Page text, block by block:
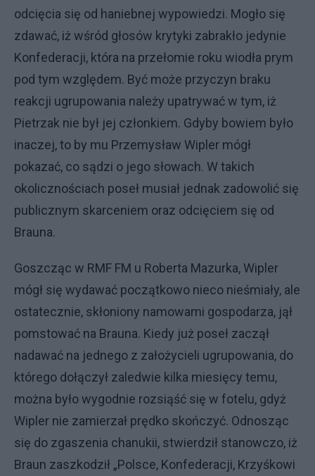
odcięcia się od haniebnej wypowiedzi. Mogło się
zdawać, iż wśród głosów krytyki zabrakło jedynie
Konfederacji, która na przełomie roku wiodła prym
pod tym względem. Być może przyczyn braku
reakcji ugrupowania należy upatrywać w tym, iż
Pietrzak nie był jej członkiem. Gdyby bowiem było
inaczej, to by mu Przemysław Wipler mógł
pokazać, co sądzi o jego słowach. W takich
okolicznościach poseł musiał jednak zadowolić się
publicznym skarceniem oraz odcięciem się od
Brauna.
Goszcząc w RMF FM u Roberta Mazurka, Wipler
mógł się wydawać początkowo nieco nieśmiały, ale
ostatecznie, skłoniony namowami gospodarza, jął
pomstować na Brauna. Kiedy już poseł zaczął
nadawać na jednego z założycieli ugrupowania, do
którego dołączył zaledwie kilka miesięcy temu,
można było wygodnie rozsiąść się w fotelu, gdyż
Wipler nie zamierzał prędko skończyć. Odnosząc
się do zgaszenia chanukii, stwierdził stanowczo, iż
Braun zaszkodził „Polsce, Konfederacji, Krzyśkowi